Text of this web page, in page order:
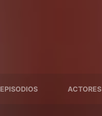
EPISODIOS ACTORES